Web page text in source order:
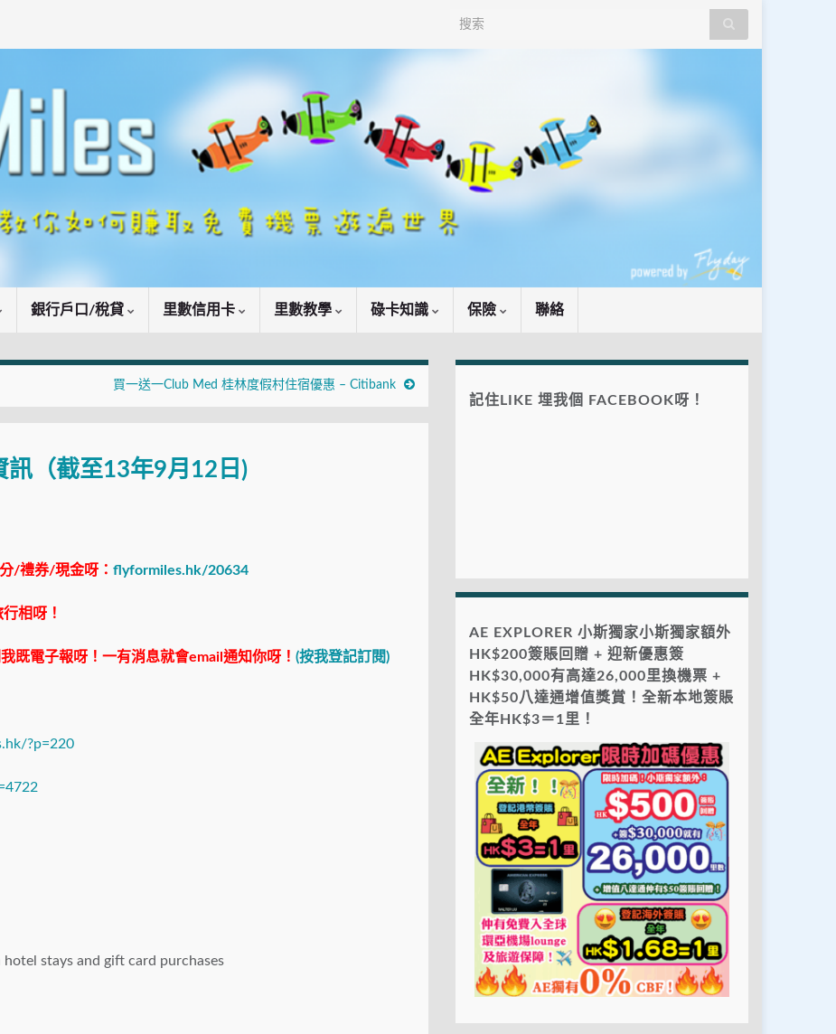
Search for:
銀行戶口/稅貸 里數信用卡 里數教學 碌卡知識 保險 聯絡
買一送一Club Med 桂林度假村住宿優惠 – Citibank
訊（截至13年9月12日)
/禮券/現金呀： flyformiles.hk/20634
相呀！
既電子報呀！一有消息就會email通知你呀！ (按我登記訂閱)
?p=220
hotel stays and gift card purchases
記住LIKE 埋我個 FACEBOOK呀！
AE EXPLORER 小斯獨家小斯獨家額外
HK$200簽賬回贈 + 迎新優惠簽
HK$30,000有高達26,000里換機票 +
HK$50八達通增值獎賞！全新本地簽賬
全年HK$3＝1里！